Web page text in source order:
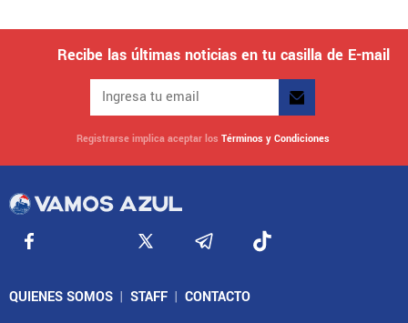
Recibe las últimas noticias en tu casilla de E-mail
Registrarse implica aceptar los Términos y Condiciones
QUIENES SOMOS | STAFF | CONTACTO